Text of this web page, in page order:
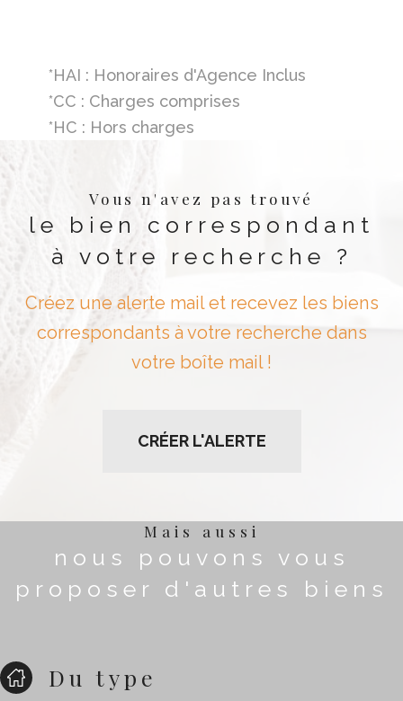
*HAI : Honoraires d'Agence Inclus
*CC : Charges comprises
*HC : Hors charges
Vous n'avez pas trouvé
le bien correspondant
à votre recherche ?
Créez une alerte mail et recevez les biens
correspondants à votre recherche dans
votre boîte mail !
CRÉER L'ALERTE
Mais aussi
nous pouvons vous
proposer d'autres biens
Du type